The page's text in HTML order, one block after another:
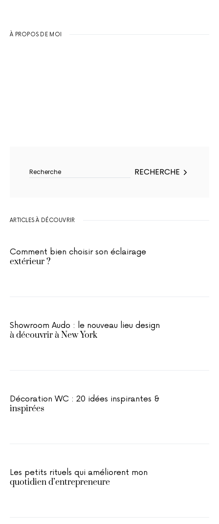
À PROPOS DE MOI
RECHERCHE
ARTICLES À DÉCOUVRIR
Comment bien choisir son éclairage
extérieur ?
Showroom Audo : le nouveau lieu design
à découvrir à New York
Décoration WC : 20 idées inspirantes &
inspirées
Les petits rituels qui améliorent mon
quotidien d’entrepreneure